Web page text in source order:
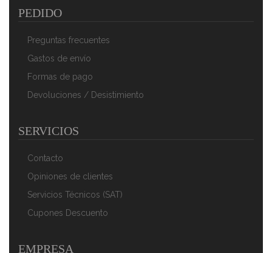
PEDIDO
Preguntas frecuentes
Gastos de envío
Formas de pago
Devoluciones / Desistimiento
SERVICIOS
Contacto
Opiniones de clientes
Servicios Técnicos (SAT)
Cupones Descuento
EMPRESA